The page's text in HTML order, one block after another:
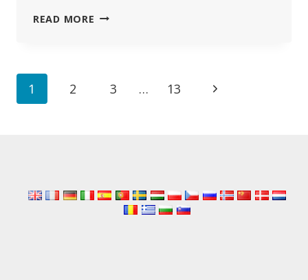
READ MORE ALI
VRATA?
Page
1 2 3 … 13
Next